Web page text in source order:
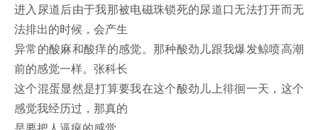
进入尿道后由于我那被电磁珠锁死的尿道口无法打开而无
法排出的时候，会产生
异常的酸麻和酸痒的感觉。那种酸劲儿跟我爆发鲸喷高潮
前的感觉一样。张科长
这个混蛋显然是打算要我在这个酸劲儿上徘徊一天，这个
感觉我经历过，那真的